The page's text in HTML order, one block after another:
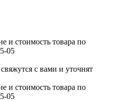
и стоимость товара по
05
с вами и уточнят
и стоимость товара по
05